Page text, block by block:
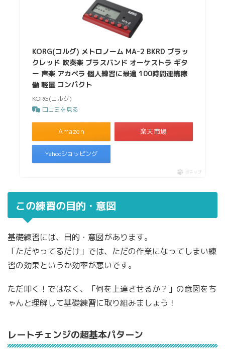
KORG(コルグ) メトロノーム MA-2 BKRD ブラッ
クレッド 吹奏楽 ブラスバンド オーケストラ ギタ
ー 声楽 アカペラ 個人練習に最適 100時間連続稼
働 軽量 コンパクト
KORG(コルグ)
口コミを見る
Amazon 楽天市場
Yahooショッピング
ポチップ
この練習の目的・意図
基礎練習には、目的・意図があります。
「ただやってるだけ」では、ただの作業になってしまい練
習の効果というか効率が悪いです。
ただ叩く！ではなく、「何を上達させるか？」の意図をち
ゃんと理解して基礎練習に取り組みましょう！
レートチェンジの超基本パターン